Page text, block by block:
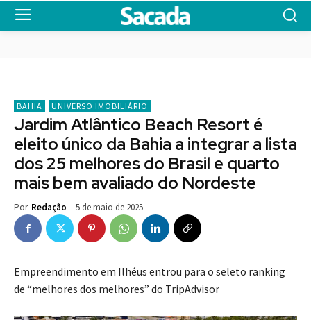
BAHIA UNIVERSO IMOBILIÁRIO
Jardim Atlântico Beach Resort é
eleito único da Bahia a integrar a lista
dos 25 melhores do Brasil e quarto
mais bem avaliado do Nordeste
Por Redação 5 de maio de 2025
Empreendimento em Ilhéus entrou para o seleto ranking
de “melhores dos melhores” do TripAdvisor